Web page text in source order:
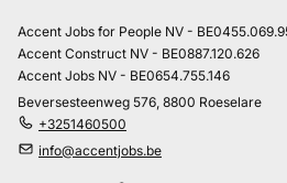
Accent Jobs for People NV -
Accent Construct NV - BE0887.120.626
Accent Jobs NV - BE0654.755.146
Beversesteenweg 576, 8800 Roeselare
+3251460500
info@accentjobs.be